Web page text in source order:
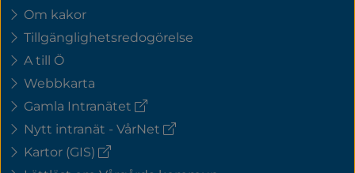
Om kakor
Tillgänglighetsredogörelse
A till Ö
Webbkarta
Gamla Intranätet (extern
länk)
Nytt intranät - VårNet (extern
Kartor (GIS) (extern
länk)